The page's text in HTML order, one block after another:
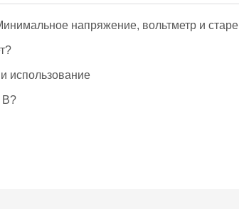
напряжение, вольтметр и
использование
В?